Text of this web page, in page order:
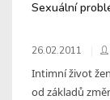
Sexuální
26.02.2011
Intimní život
od základů